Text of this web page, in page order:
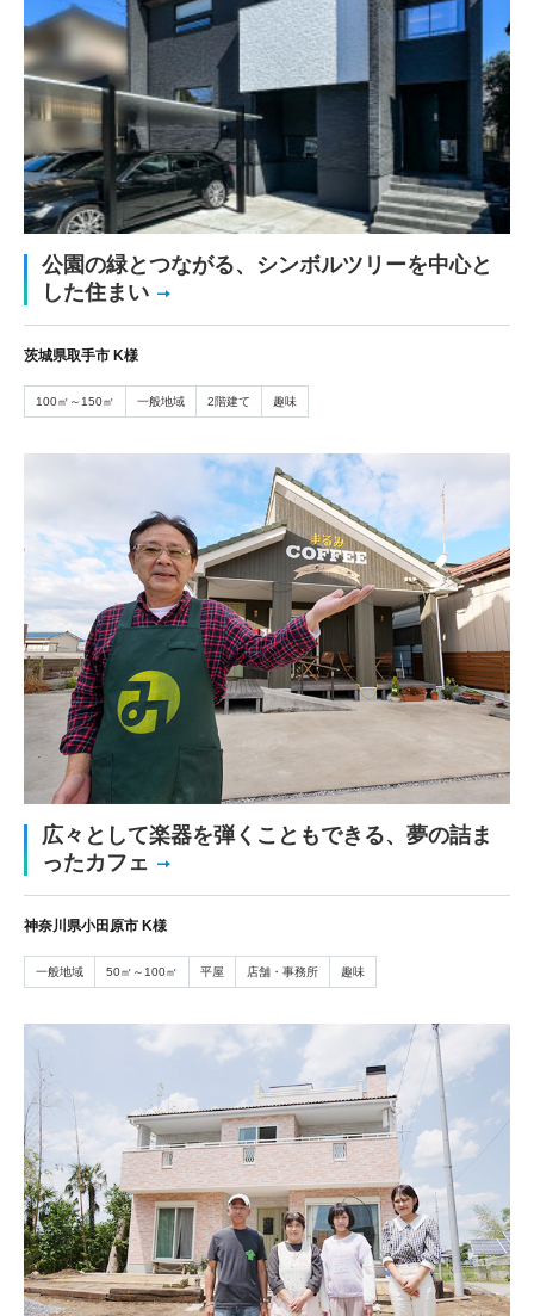
公園の緑とつながる、シンボルツリーを中心と
した住まい
茨城県取手市 K様
100㎡～150㎡ 一般地域 2階建て 趣味
広々として楽器を弾くこともできる、夢の詰ま
ったカフェ
神奈川県小田原市 K様
一般地域 50㎡～100㎡ 平屋 店舗・事務所 趣味